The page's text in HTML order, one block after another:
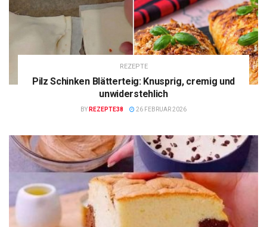
REZEPTE
Pilz Schinken Blätterteig: Knusprig, cremig und
unwiderstehlich
BY REZEPTE38 26 FEBRUAR 2026